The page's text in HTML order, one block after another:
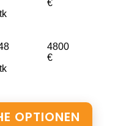
€
4800
€
OPTIONEN